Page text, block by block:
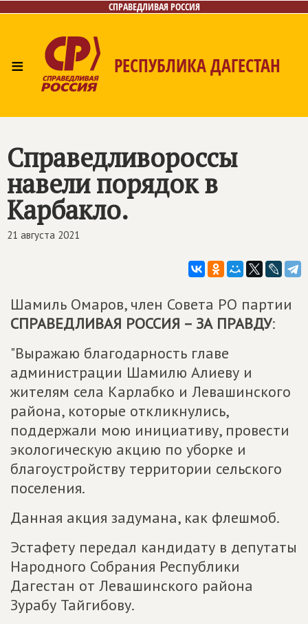
СПРАВЕДЛИВАЯ РОССИЯ
≡ РЕСПУБЛИКА ДАГЕСТАН
Справедливороссы
навели порядок в
Карбакло.
21 августа 2021
Шамиль Омаров, член Совета РО партии
СПРАВЕДЛИВАЯ РОССИЯ – ЗА ПРАВДУ:
"Выражаю благодарность главе
администрации Шамилю Алиеву и
жителям села Карлабко и Левашинского
района, которые откликнулись,
поддержали мою инициативу, провести
экологическую акцию по уборке и
благоустройству территории сельского
поселения.
Данная акция задумана, как флешмоб.
Эстафету передал кандидату в депутаты
Народного Собрания Республики
Дагестан от Левашинского района
Зурабу Тайгибову.